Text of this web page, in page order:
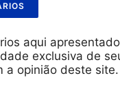
aqui
exclusiva de
a opinião deste site.